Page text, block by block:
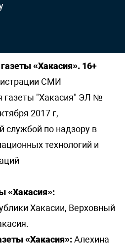
«Хакасия». 16+
СМИ
газеты "Хакасия" ЭЛ №
2017 г,
службой по надзору в
технологий и
«Хакасия»:
Хакасии, Верховный
«Хакасия»:Алехина